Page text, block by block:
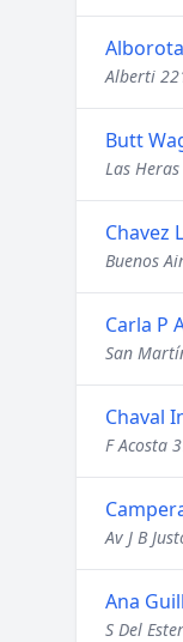
Alberti
Butt
Las
Chavez
Buenos
Carla P
San
Chaval
F Acosta
Av J B
Ana
S Del